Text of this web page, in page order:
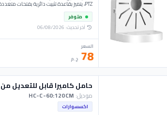
تضمن التوافق مع مختلف مقاسات الكاميرات
مصنوع من مواد مقاومة للعوامل الجوية،
لتنظيم الوصلات وإخفاء الكابلات بشكل آمن.
وتثبيتاً محكماً على الأسطح الخرسانية
التركيب والمعايرة في المواقع الاحترافية.
متوفر
آخر تحديث: 06/08/2026
السعر
78 ج.م
حامل كاميرا قابل للتعديل من 60 إلى 120 سم
موديل:
اكسسوارات